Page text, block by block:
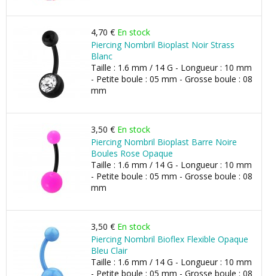
4,70 € En stock
Piercing Nombril Bioplast Noir Strass
Blanc
Taille : 1.6 mm / 14 G - Longueur : 10 mm
- Petite boule : 05 mm - Grosse boule : 08
mm
3,50 € En stock
Piercing Nombril Bioplast Barre Noire
Boules Rose Opaque
Taille : 1.6 mm / 14 G - Longueur : 10 mm
- Petite boule : 05 mm - Grosse boule : 08
mm
3,50 € En stock
Piercing Nombril Bioflex Flexible Opaque
Bleu Clair
Taille : 1.6 mm / 14 G - Longueur : 10 mm
- Petite boule : 05 mm - Grosse boule : 08